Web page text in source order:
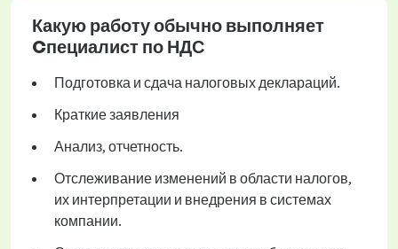
Какую работу обычно выполняет
Cпециалист по НДС
Подготовка и сдача налоговых деклараций.
Краткие заявления
Анализ, отчетность.
Отслеживание изменений в области налогов,
их интерпретации и внедрения в системах
компании.